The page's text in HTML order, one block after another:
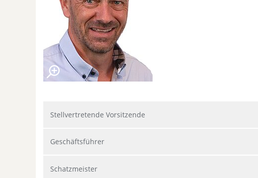
Stellvertretende Vorsitzende
Geschäftsführer
Schatzmeister